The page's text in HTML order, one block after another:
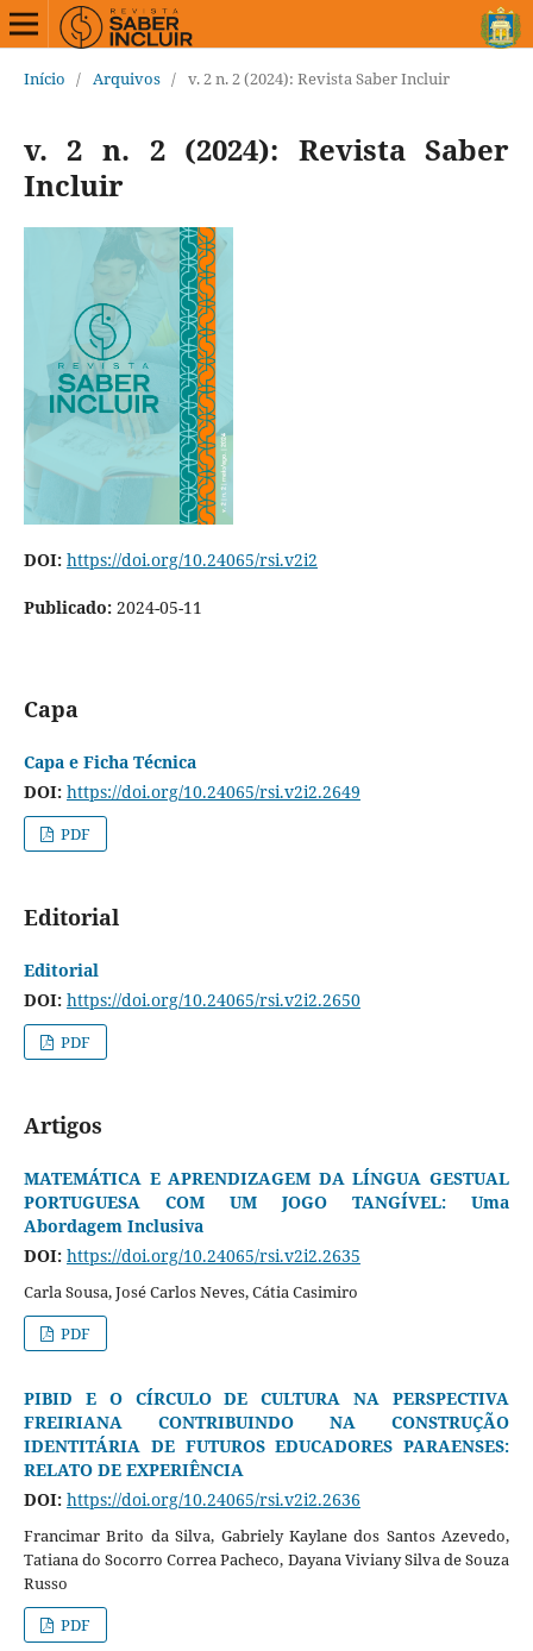
Início / Arquivos / v. 2 n. 2 (2024): Revista Saber Incluir
v. 2 n. 2 (2024): Revista Saber
Incluir
DOI: https://doi.org/10.24065/rsi.v2i2
Publicado: 2024-05-11
Capa
Capa e Ficha Técnica
DOI: https://doi.org/10.24065/rsi.v2i2.2649
PDF
Editorial
Editorial
DOI: https://doi.org/10.24065/rsi.v2i2.2650
PDF
Artigos
MATEMÁTICA E APRENDIZAGEM DA LÍNGUA GESTUAL
PORTUGUESA COM UM JOGO TANGÍVEL: Uma
Abordagem Inclusiva
DOI: https://doi.org/10.24065/rsi.v2i2.2635
Carla Sousa, José Carlos Neves, Cátia Casimiro
PDF
PIBID E O CÍRCULO DE CULTURA NA PERSPECTIVA
FREIRIANA CONTRIBUINDO NA CONSTRUÇÃO
IDENTITÁRIA DE FUTUROS EDUCADORES PARAENSES:
RELATO DE EXPERIÊNCIA
DOI: https://doi.org/10.24065/rsi.v2i2.2636
Francimar Brito da Silva, Gabriely Kaylane dos Santos Azevedo,
Tatiana do Socorro Correa Pacheco, Dayana Viviany Silva de Souza
Russo
PDF